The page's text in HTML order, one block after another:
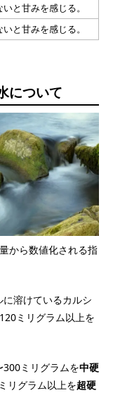
と甘みを感じる。
と甘みを感じる。
について
から数値化される指
溶けているカルシ
ミリグラム以上を
300ミリグラムを中硬
リグラム以上を超硬